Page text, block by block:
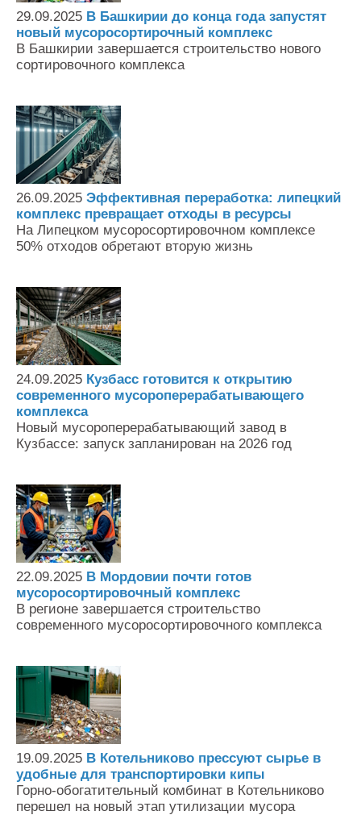
29.09.2025 В Башкирии до конца года запустят
новый мусоросортирочный комплекс
В Башкирии завершается строительство нового
сортировочного комплекса
26.09.2025 Эффективная переработка: липецкий
комплекс превращает отходы в ресурсы
На Липецком мусоросортировочном комплексе
50% отходов обретают вторую жизнь
24.09.2025 Кузбасс готовится к открытию
современного мусороперерабатывающего
комплекса
Новый мусороперерабатывающий завод в
Кузбассе: запуск запланирован на 2026 год
22.09.2025 В Мордовии почти готов
мусоросортировочный комплекс
В регионе завершается строительство
современного мусоросортировочного комплекса
19.09.2025 В Котельниково прессуют сырье в
удобные для транспортировки кипы
Горно-обогатительный комбинат в Котельниково
перешел на новый этап утилизации мусора